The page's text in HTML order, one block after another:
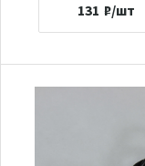
131 ₽/шт